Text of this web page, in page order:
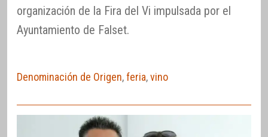
organización de la Fira del Vi impulsada por el
Ayuntamiento de Falset.
Denominación de Origen,feria,vino